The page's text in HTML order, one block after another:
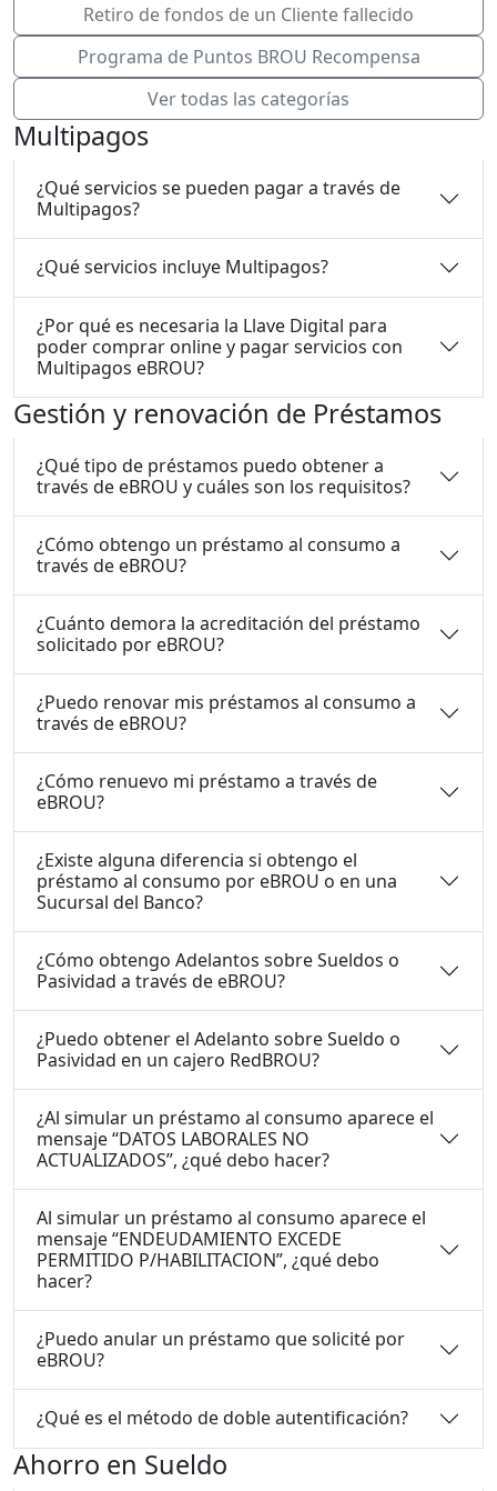
Retiro de fondos de un Cliente fallecido
Programa de Puntos BROU Recompensa
Ver todas las categorías
Multipagos
¿Qué servicios se pueden pagar a través de
Multipagos?
¿Qué servicios incluye Multipagos?
¿Por qué es necesaria la Llave Digital para
poder comprar online y pagar servicios con
Multipagos eBROU?
Gestión y renovación de Préstamos
¿Qué tipo de préstamos puedo obtener a
través de eBROU y cuáles son los requisitos?
¿Cómo obtengo un préstamo al consumo a
través de eBROU?
¿Cuánto demora la acreditación del préstamo
solicitado por eBROU?
¿Puedo renovar mis préstamos al consumo a
través de eBROU?
¿Cómo renuevo mi préstamo a través de
eBROU?
¿Existe alguna diferencia si obtengo el
préstamo al consumo por eBROU o en una
Sucursal del Banco?
¿Cómo obtengo Adelantos sobre Sueldos o
Pasividad a través de eBROU?
¿Puedo obtener el Adelanto sobre Sueldo o
Pasividad en un cajero RedBROU?
¿Al simular un préstamo al consumo aparece el
mensaje “DATOS LABORALES NO
ACTUALIZADOS”, ¿qué debo hacer?
Al simular un préstamo al consumo aparece el
mensaje “ENDEUDAMIENTO EXCEDE
PERMITIDO P/HABILITACION”, ¿qué debo
hacer?
¿Puedo anular un préstamo que solicité por
eBROU?
¿Qué es el método de doble autentificación?
Ahorro en Sueldo